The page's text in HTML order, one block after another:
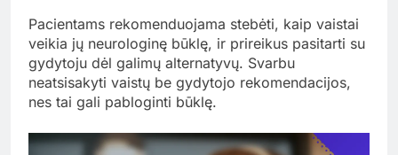
Pacientams rekomenduojama stebėti, kaip vaistai
veikia jų neurologinę būklę, ir prireikus pasitarti su
gydytoju dėl galimų alternatyvų. Svarbu
neatsisakyti vaistų be gydytojo rekomendacijos,
nes tai gali pabloginti būklę.